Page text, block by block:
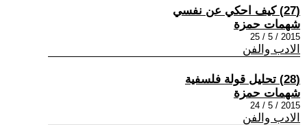
(27) كيف احكي عن نفسي
شهمات حمزة
2015 / 5 / 25
الادب والفن
(28) تحليل قولة فلسفية
شهمات حمزة
2015 / 5 / 24
الادب والفن